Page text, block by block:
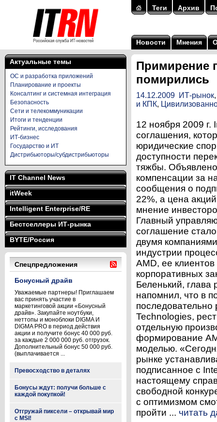
Теги Архив
Новости Мнения
Актуальные темы
ОС и разработка приложений
Планирование и проекты
Консалтинг и системная интеграция
Безопасность
Сети и телекоммуникации
Итоги и тенденции
Рейтинги, исследования
ИТ-бизнес
Государство и ИТ
Дистрибьюторы/субдистрибьюторы
IT Channel News
itWeek
Intelligent Enterprise/RE
Бестселлеры ИТ-рынка
BYTE/Россия
Спецпредложения
Бонусный драйв
Уважаемые партнеры! Приглашаем
вас принять участие в
маркетинговой акции «Бонусный
драйв». Закупайте ноутбуки,
неттопы и моноблоки DIGMA И
DIGMA PRO в период действия
акции и получите бонус 40 000 руб.
за каждые 2 000 000 руб. отгрузок.
Дополнительный бонус 50 000 руб.
(выплачивается ...
Превосходство в деталях
Бонусы ждут: получи больше с
каждой покупкой!
Отгружай пиксели – открывай мир
с MSI!
Примирение
помирились
14.12.2009 ИТ-рынок
и КПК,
12 ноября 2009 г.
соглашения,
юридические
доступности
тяжбы.
компенсации за
сообщения о
22%, а цена
мнение
Главный
соглашение
двумя
индустрии
AMD, ее
корпоративных
Беленький, глава
напомнил, что в
последовательно
Technologies,
отдельную
формирование
моделью.
рынке
подписанное с
настоящему
свободной
с оптимизмом
пройти ... читать